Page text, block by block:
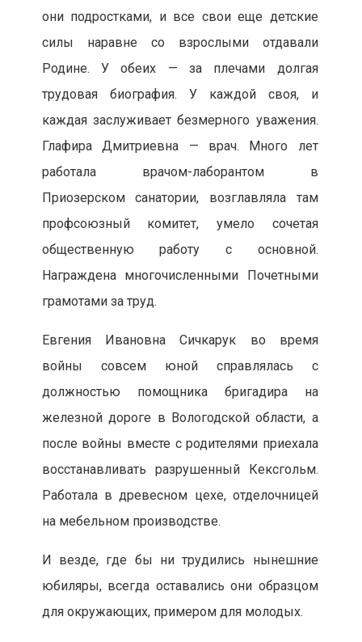
они подростками, и все свои еще детские
силы наравне со взрослыми отдавали
Родине. У обеих — за плечами долгая
трудовая биография. У каждой своя, и
каждая заслуживает безмерного уважения.
Глафира Дмитриевна — врач. Много лет
работала врачом-лаборантом в
Приозерском санатории, возглавляла там
профсоюзный комитет, умело сочетая
общественную работу с основной.
Награждена многочисленными Почетными
грамотами за труд.
Евгения Ивановна Сичкарук во время
войны совсем юной справлялась с
должностью помощника бригадира на
железной дороге в Вологодской области, а
после войны вместе с родителями приехала
восстанавливать разрушенный Кексгольм.
Работала в древесном цехе, отделочницей
на мебельном производстве.
И везде, где бы ни трудились нынешние
юбиляры, всегда оставались они образцом
для окружающих, примером для молодых.